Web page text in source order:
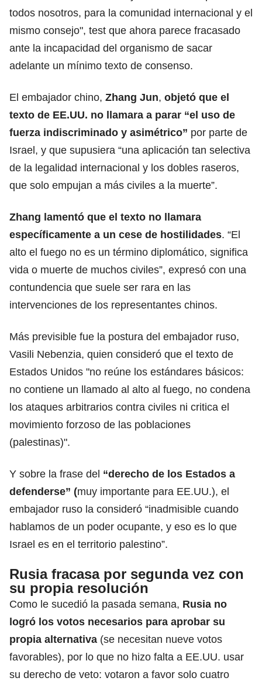
todos nosotros, para la comunidad internacional y el
mismo consejo", test que ahora parece fracasado
ante la incapacidad del organismo de sacar
adelante un mínimo texto de consenso.
El embajador chino, Zhang Jun, objetó que el
texto de EE.UU. no llamara a parar “el uso de
fuerza indiscriminado y asimétrico” por parte de
Israel, y que supusiera “una aplicación tan selectiva
de la legalidad internacional y los dobles raseros,
que solo empujan a más civiles a la muerte”.
Zhang lamentó que el texto no llamara
específicamente a un cese de hostilidades. “El
alto el fuego no es un término diplomático, significa
vida o muerte de muchos civiles”, expresó con una
contundencia que suele ser rara en las
intervenciones de los representantes chinos.
Más previsible fue la postura del embajador ruso,
Vasili Nebenzia, quien consideró que el texto de
Estados Unidos "no reúne los estándares básicos:
no contiene un llamado al alto al fuego, no condena
los ataques arbitrarios contra civiles ni critica el
movimiento forzoso de las poblaciones
(palestinas)".
Y sobre la frase del “derecho de los Estados a
defenderse” (muy importante para EE.UU.), el
embajador ruso la consideró “inadmisible cuando
hablamos de un poder ocupante, y eso es lo que
Israel es en el territorio palestino”.
Rusia fracasa por segunda vez con
su propia resolución
Como le sucedió la pasada semana, Rusia no
logró los votos necesarios para aprobar su
propia alternativa (se necesitan nueve votos
favorables), por lo que no hizo falta a EE.UU. usar
su derecho de veto: votaron a favor solo cuatro